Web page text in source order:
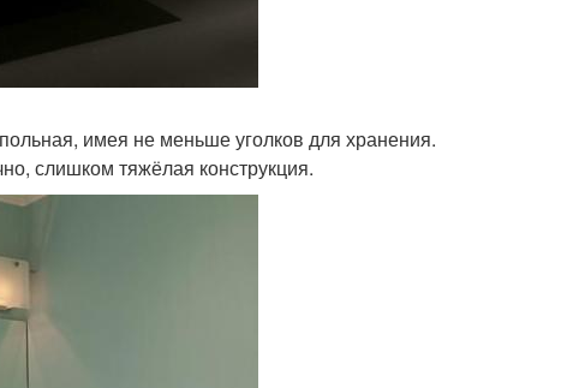
имея не меньше уголков для хранения.
слишком тяжёлая конструкция.